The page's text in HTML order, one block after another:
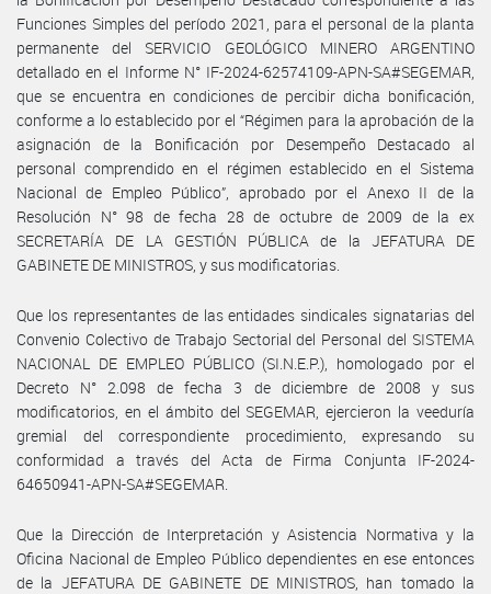
Funciones Simples del período 2021, para el personal de la planta
permanente del SERVICIO GEOLÓGICO MINERO ARGENTINO
detallado en el Informe N° IF-2024-62574109-APN-SA#SEGEMAR,
que se encuentra en condiciones de percibir dicha bonificación,
conforme a lo establecido por el “Régimen para la aprobación de la
asignación de la Bonificación por Desempeño Destacado al
personal comprendido en el régimen establecido en el Sistema
Nacional de Empleo Público”, aprobado por el Anexo II de la
Resolución N° 98 de fecha 28 de octubre de 2009 de la ex
SECRETARÍA DE LA GESTIÓN PÚBLICA de la JEFATURA DE
GABINETE DE MINISTROS, y sus modificatorias.
Que los representantes de las entidades sindicales signatarias del
Convenio Colectivo de Trabajo Sectorial del Personal del SISTEMA
NACIONAL DE EMPLEO PÚBLICO (SI.N.E.P.), homologado por el
Decreto N° 2.098 de fecha 3 de diciembre de 2008 y sus
modificatorios, en el ámbito del SEGEMAR, ejercieron la veeduría
gremial del correspondiente procedimiento, expresando su
conformidad a través del Acta de Firma Conjunta IF-2024-
64650941-APN-SA#SEGEMAR.
Que la Dirección de Interpretación y Asistencia Normativa y la
Oficina Nacional de Empleo Público dependientes en ese entonces
de la JEFATURA DE GABINETE DE MINISTROS, han tomado la